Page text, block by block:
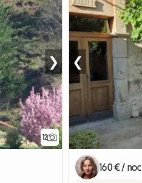
12
❯ ❮
160 € / noc